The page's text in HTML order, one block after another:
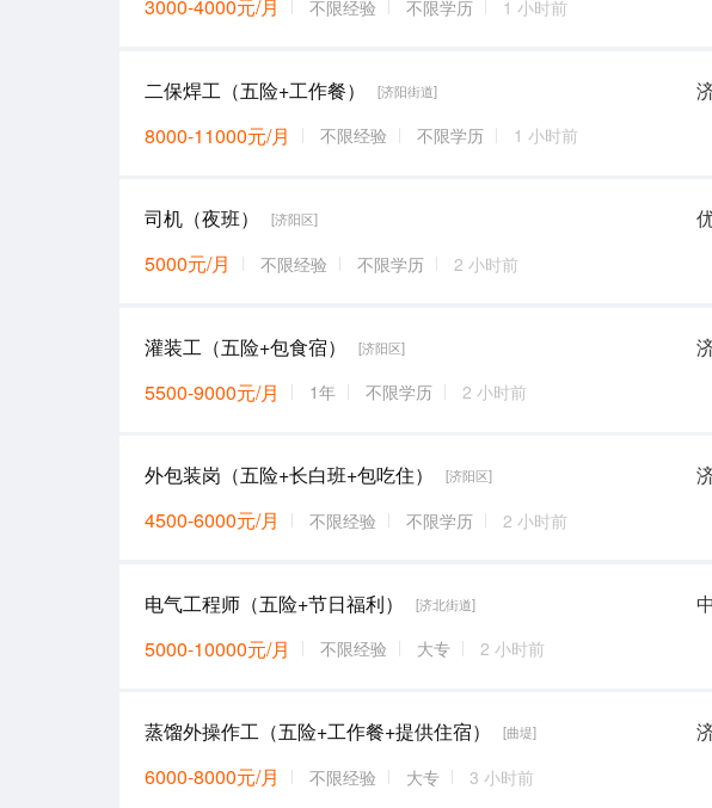
3000-4000元/月 不限经验 不限学历 1 小时前
二保焊工（五险+工作餐） [济阳街道]
8000-11000元/月 不限经验 不限学历 1 小时前
司机（夜班） [济阳区]
5000元/月 不限经验 不限学历 2 小时前
灌装工（五险+包食宿） [济阳区]
5500-9000元/月 1年 不限学历 2 小时前
外包装岗（五险+长白班+包吃住） [济阳区]
4500-6000元/月 不限经验 不限学历 2 小时前
电气工程师（五险+节日福利） [济北街道]
5000-10000元/月 不限经验 大专 2 小时前
蒸馏外操作工（五险+工作餐+提供住宿） [曲堤]
6000-8000元/月 不限经验 大专 3 小时前